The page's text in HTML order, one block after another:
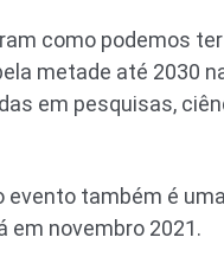
como podemos
metade até 2030
em pesquisas,
também é
em novembro 2021.